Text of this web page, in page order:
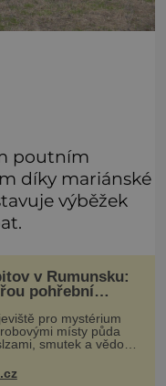
poutním
díky mariánské
výběžek
v Rumunsku:
pohřební
s nouzí?
pro mystérium
místy půda
smutek a vědomí
existence. Jsou ale
plačky smutně
nikol